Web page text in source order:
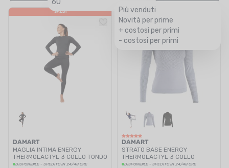
60
Più venduti
Novità per prime
+ costosi per primi
- costosi per primi
SALDI
DAMART
MAGLIA INTIMA ENERGY
THERMOLACTYL 3 COLLO TONDO
DONNA
DISPONIBILE - SPEDITO IN 24/48 ORE
DAMART
STRATO BASE ENERGY
THERMOLACTYL 3 COLLO
MEZZA-ZIP DONNA
DISPONIBILE - SPEDITO IN 24/48 ORE